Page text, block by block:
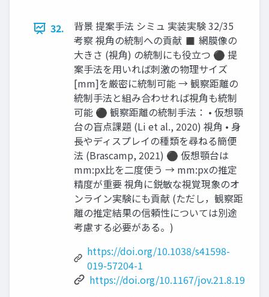
32.
背景 提案手法 シミュ 実装実験 32/35
考察 視角の統制への貢献 ◼ 網膜像の
大きさ (視角) の統制にも役立つ ⚫ 提
案手法を用いれば刺激の物理サイズ
[mm]を厳密に統制可能 → 観察距離の
統制手法と組み合わせれば視角も統制
可能 ⚫ 観察距離の統制手法： • 仮想顎
台の盲点課題 (Li et al., 2020) 視角 • 身
長やディスプレイの種類を尋ねる簡便
法 (Brascamp, 2021) ⚫ 仮想顎台は
mm:px比を二度使う → mm:pxの推定
精度が重要 視角に鋭敏な視覚現象のオ
ンライン実験にも貢献 (ただし，観察距
離の推定結果の信頼性については別途
考慮する必要がある。)
https://doi.org/10.1038/s41598-
019-57204-1
https://doi.org/10.1167/jov.21.8.19